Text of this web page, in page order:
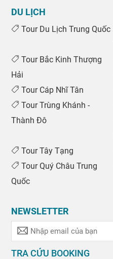
DU LỊCH
Tour Du Lịch Trung Quốc
Tour Bắc Kinh Thượng
Hải
Tour Cáp Nhĩ Tân
Tour Trùng Khánh -
Thành Đô
Tour Tây Tạng
Tour Quý Châu Trung
Quốc
NEWSLETTER
TRA CỨU BOOKING